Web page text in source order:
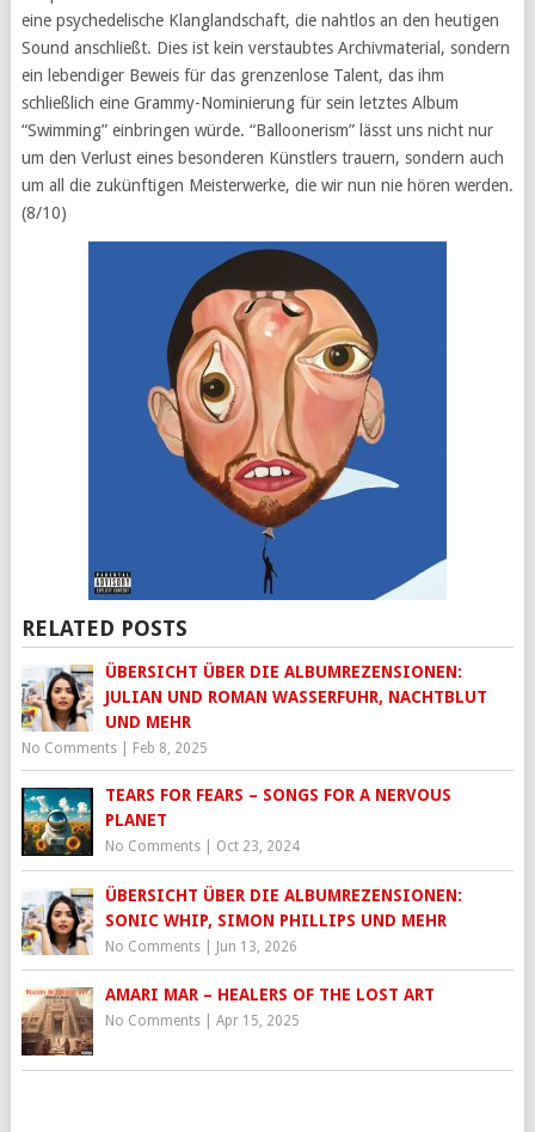
eine psychedelische Klanglandschaft, die nahtlos an den heutigen
Sound anschließt. Dies ist kein verstaubtes Archivmaterial, sondern
ein lebendiger Beweis für das grenzenlose Talent, das ihm
schließlich eine Grammy-Nominierung für sein letztes Album
“Swimming” einbringen würde. “Balloonerism” lässt uns nicht nur
um den Verlust eines besonderen Künstlers trauern, sondern auch
um all die zukünftigen Meisterwerke, die wir nun nie hören werden.
(8/10)
RELATED POSTS
ÜBERSICHT ÜBER DIE ALBUMREZENSIONEN:
JULIAN UND ROMAN WASSERFUHR, NACHTBLUT
UND MEHR
No Comments| Feb 8, 2025
TEARS FOR FEARS – SONGS FOR A NERVOUS
PLANET
No Comments| Oct 23, 2024
ÜBERSICHT ÜBER DIE ALBUMREZENSIONEN:
SONIC WHIP, SIMON PHILLIPS UND MEHR
No Comments| Jun 13, 2026
AMARI MAR – HEALERS OF THE LOST ART
No Comments| Apr 15, 2025